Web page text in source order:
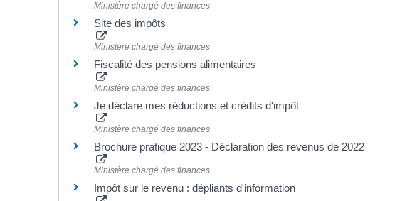
Ministère chargé des finances
Site des impôts
Ministère chargé des finances
Fiscalité des pensions alimentaires
Ministère chargé des finances
Je déclare mes réductions et crédits d'impôt
Ministère chargé des finances
Brochure pratique 2023 - Déclaration des revenus de 2022
Ministère chargé des finances
Impôt sur le revenu : dépliants d'information